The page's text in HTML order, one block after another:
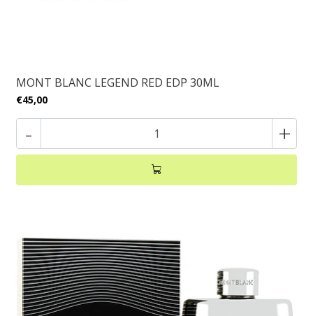
MONT BLANC LEGEND RED EDP 30ML
€45,00
- +